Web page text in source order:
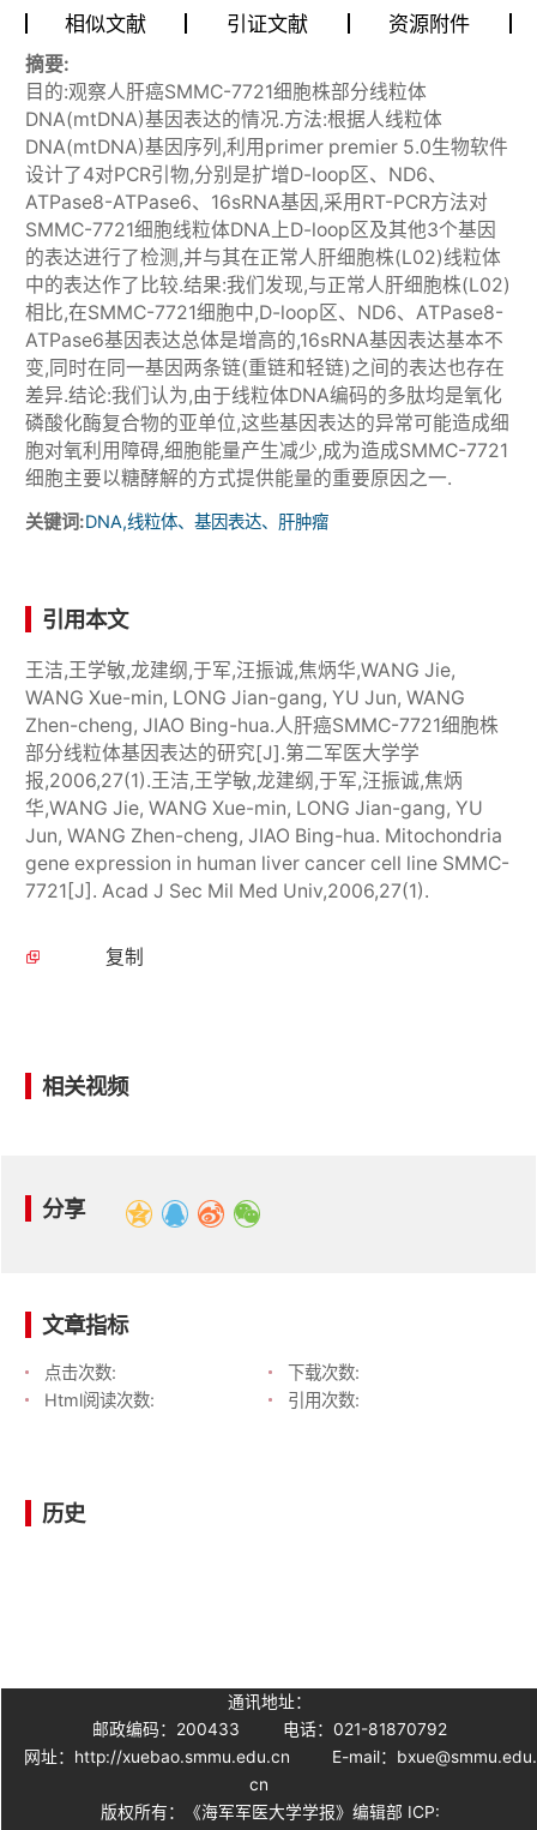
相似文献
引证文献 资源附件
摘要:
目的:观察人肝癌SMMC-7721细胞株部分线粒体
DNA(mtDNA)基因表达的情况.方法:根据人线粒体
DNA(mtDNA)基因序列,利用primer premier 5.0生物软件
设计了4对PCR引物,分别是扩增D-loop区、ND6、
ATPase8-ATPase6、16sRNA基因,采用RT-PCR方法对
SMMC-7721细胞线粒体DNA上D-loop区及其他3个基因
的表达进行了检测,并与其在正常人肝细胞株(L02)线粒体
中的表达作了比较.结果:我们发现,与正常人肝细胞株(L02)
相比,在SMMC-7721细胞中,D-loop区、ND6、ATPase8-
ATPase6基因表达总体是增高的,16sRNA基因表达基本不
变,同时在同一基因两条链(重链和轻链)之间的表达也存在
差异.结论:我们认为,由于线粒体DNA编码的多肽均是氧化
磷酸化酶复合物的亚单位,这些基因表达的异常可能造成细
胞对氧利用障碍,细胞能量产生减少,成为造成SMMC-7721
细胞主要以糖酵解的方式提供能量的重要原因之一.
关键词:DNA,线粒体、基因表达、肝肿瘤
引用本文
王洁,王学敏,龙建纲,于军,汪振诚,焦炳华,WANG Jie,
WANG Xue-min, LONG Jian-gang, YU Jun, WANG
Zhen-cheng, JIAO Bing-hua.人肝癌SMMC-7721细胞株
部分线粒体基因表达的研究[J].第二军医大学学
报,2006,27(1).王洁,王学敏,龙建纲,于军,汪振诚,焦炳
华,WANG Jie, WANG Xue-min, LONG Jian-gang, YU
Jun, WANG Zhen-cheng, JIAO Bing-hua. Mitochondria
gene expression in human liver cancer cell line SMMC-
7721[J]. Acad J Sec Mil Med Univ,2006,27(1).
复制
相关视频
分享
文章指标
点击次数:
下载次数:
Html阅读次数:
引用次数:
历史
通讯地址：
邮政编码：200433
电话：021-81870792
网址：http://xuebao.smmu.edu.cn
E-mail：bxue@smmu.edu.
cn
版权所有：《海军军医大学学报》编辑部 ICP: